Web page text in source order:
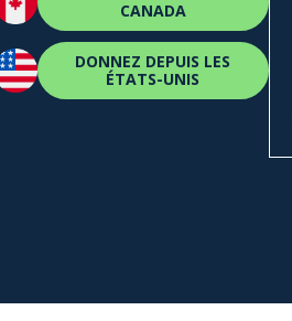
CANADA
DONNEZ DEPUIS LES
ÉTATS-UNIS